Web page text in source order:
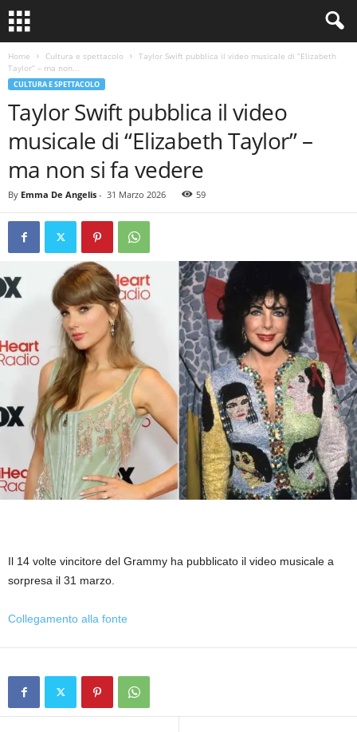
Home Cultura e spettacolo
Taylor Swift pubblica il video musicale di “Elizabeth
Taylor” – ma non...
CULTURA E SPETTACOLO
Taylor Swift pubblica il video
musicale di “Elizabeth Taylor” –
ma non si fa vedere
By Emma De Angelis - 31 Marzo 2026 59
Il 14 volte vincitore del Grammy ha pubblicato il video musicale a
sorpresa il 31 marzo.
Collegamento alla fonte